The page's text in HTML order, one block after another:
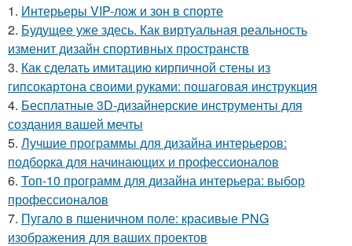
1. Интерьеры VIP-лож и зон в спорте
2. Будущее уже здесь. Как виртуальная реальность
изменит дизайн спортивных пространств
3. Как сделать имитацию кирпичной стены из
гипсокартона своими руками: пошаговая инструкция
4. Бесплатные 3D-дизайнерские инструменты для
создания вашей мечты
5. Лучшие программы для дизайна интерьеров:
подборка для начинающих и профессионалов
6. Топ-10 программ для дизайна интерьера: выбор
профессионалов
7. Пугало в пшеничном поле: красивые PNG
изображения для ваших проектов